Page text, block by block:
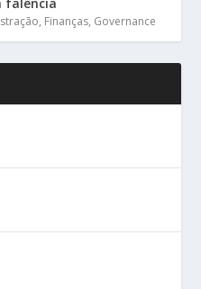
, Finanças, Governance